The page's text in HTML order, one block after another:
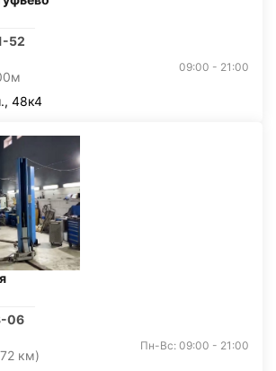
52
09:00 - 21:00
48к4
06
км)
Пн-Вс: 09:00 - 21:00